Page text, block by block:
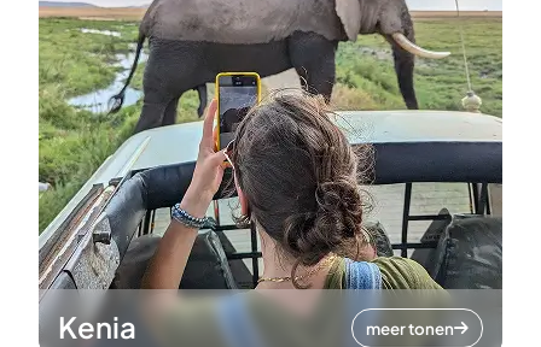
Kenia meer tonen